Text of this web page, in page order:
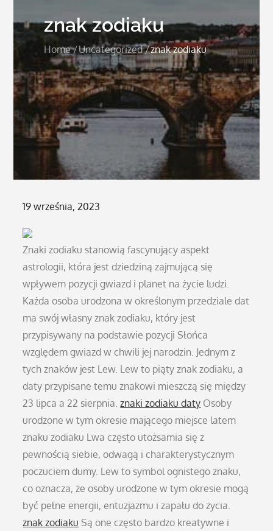
znak zodiaku
Home Uncategorized znak zodiaku
Posted
19 września, 2023
Znaki zodiaku stanowią fascynujący aspekt
astrologii, która jest dziedziną zajmującą się
wpływem pozycji gwiazd i planet na życie ludzi.
Każda osoba urodzona w określonym przedziale dat
ma swój własny znak zodiaku, który jest
przypisywany na podstawie pozycji Słońca
względem gwiazd w chwili jej narodzin. Jednym z
tych znaków jest Lew. Lew to piąty znak zodiaku, a
daty przypisane temu znakowi mieszczą się między
23 lipca a 22 sierpnia.znaki zodiaku daty Osoby
urodzone w tym okresie mającego miejsce latem
znaku zodiaku Lwa często utożsamia się z
pewnością siebie, odwagą i charakterystycznym
poczuciem dumy. Lew to symbol ognistego znaku,
co oznacza, że osoby urodzone w tym okresie mogą
być pełne energii, entuzjazmu i zapału do życia.
znak zodiaku Są one często bardzo kreatywne i